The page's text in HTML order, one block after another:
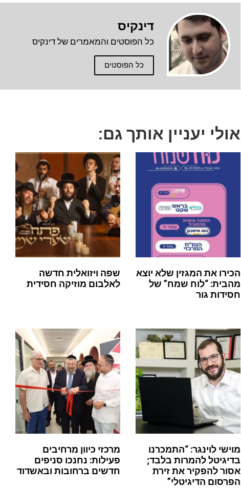
דינקיס
כל הפוסטים והמאמרים של דינקיס
כל הפוסטים
אולי יעניין אותך גם:
הכירו את המגזין שלא יוצא
מהבית: “לוח שמח” של
חסידות גור
שפה ויזואלית חדשה
לאלבום מוזיקה חסידית
מוישי לוינגר: “התמכרנו
בדיגיטל להמרות בלבד;
אסור להפקיר את זירת
הפרסום הדיגיטלי”
מרכזי כיוון מרחיבים
פעילות: נחנכו סניפים
חדשים ברחובות ובאשדוד